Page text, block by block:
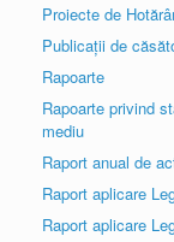
Proiecte de
Publicații de
Rapoarte
Rapoarte privind
mediu
Raport anual de
Raport aplicare
Raport aplicare